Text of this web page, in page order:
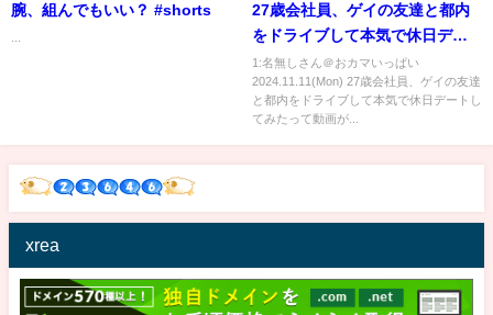
腕、組んでもいい？ #shorts
27歳会社員、ゲイの友達と都内
をドライブして本気で休日デー
トしてみた
1:名無しさん＠おカマいっぱい
2024.11.11(Mon) 27歳会社員、ゲイの友達
と都内をドライブして本気で休日デートし
てみたって動画が...
xrea